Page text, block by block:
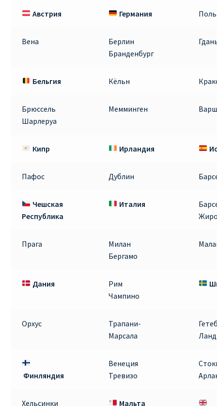
Авиабилеты Ryanair на Тенерифе от €15
АВИАБИЛЕТЫ RYANAIR ОТ € 12
Акции RYANAIR из Варшавы
Акции RYANAIR из Вильнюса
Барселона
БИЛЕТЫ RYANAIR | ПОИСК ЛУЧШЕЙ ЦЕНЫ |
БИЛЕТЫ RYANAIR НА ЗАВТРА КУПИТЬ ОНЛАЙН
ДЕШЕВЫЕ АВИАБИЛЕТЫ В БЕРЛИН
ДЕШЕВЫЕ АВИАБИЛЕТЫ В БУХАРЕСТ
Австрия Германия
Вена
Берлин
Бранденбург
Бельгия Кёльн
Брюссель
Шарлеруа
Мемминген
Кипр Ирландия
Пафос Дублин
Чешская
Республика
Италия
Прага
Милан
Бергамо
Дания
Рим
Чампино
Орхус
Трапани-
Марсала
Финляндия
Венеция
Тревизо
Хельсинки Мальта